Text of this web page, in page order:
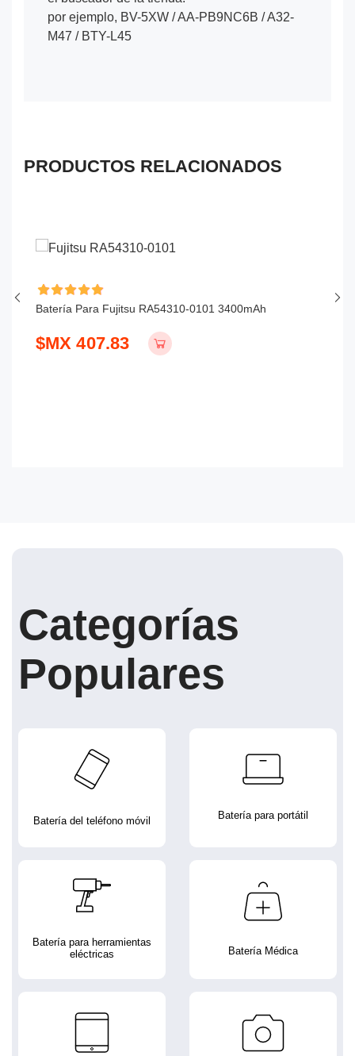
por ejemplo, BV-5XW / AA-PB9NC6B / A32-
M47 / BTY-L45
PRODUCTOS RELACIONADOS
Batería Para Fujitsu RA54310-0101 3400mAh
$MX 407.83
Categorías
Populares
Batería del teléfono móvil Batería para portátil
Batería para herramientas
eléctricas
Batería Médica